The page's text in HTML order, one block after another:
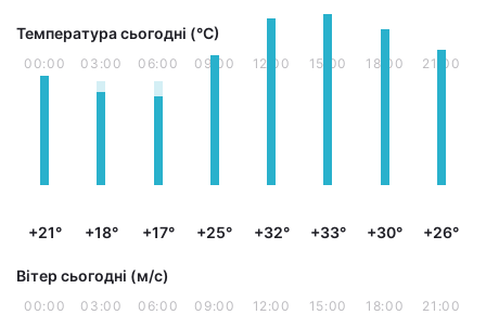
Температура сьогодні (°С)
00:00
+21°
03:00
+18°
06:00
+17°
09:00
+25°
12:00
+32°
15:00
+33°
18:00
+30°
21:00
+26°
Вітер сьогодні (м/с)
00:00 03:00 06:00 09:00 12:00 15:00 18:00 21:00